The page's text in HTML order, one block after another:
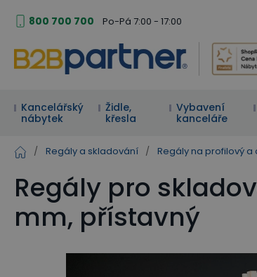
800 700 700 Po-Pá 7:00 - 17:00
Kancelářský
nábytek
Židle,
křesla
Vybavení
kanceláře
/ Regály a skladování / Regály na profilový
Regály pro
mm, přístavný